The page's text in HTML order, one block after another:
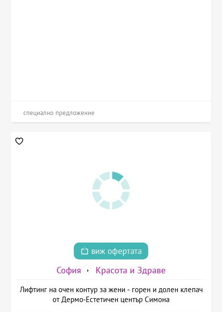
специално предложение
виж офертата
София Красота и Здраве
Лифтинг на очен контур за жени - горен и долен клепач
от Дермо-Естетичен център Симона